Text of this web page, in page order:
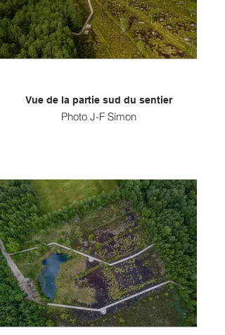
Vue de la partie sud du sentier
Photo J-F Simon